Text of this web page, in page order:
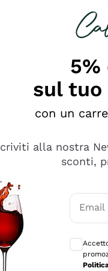
diversi e
sul tuo
con un
alla nostra
sconti,
Email